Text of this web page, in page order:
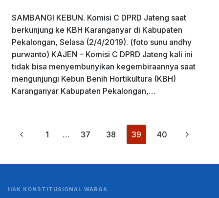
SAMBANGI KEBUN. Komisi C DPRD Jateng saat
berkunjung ke KBH Karanganyar di Kabupaten
Pekalongan, Selasa (2/4/2019). (foto sunu andhy
purwanto) KAJEN – Komisi C DPRD Jateng kali ini
tidak bisa menyembunyikan kegembiraannya saat
mengunjungi Kebun Benih Hortikultura (KBH)
Karanganyar Kabupaten Pekalongan,…
Page
Previous
1 … 37 38 39 40
Next
HAK KONSTITUSIONAL WARGA